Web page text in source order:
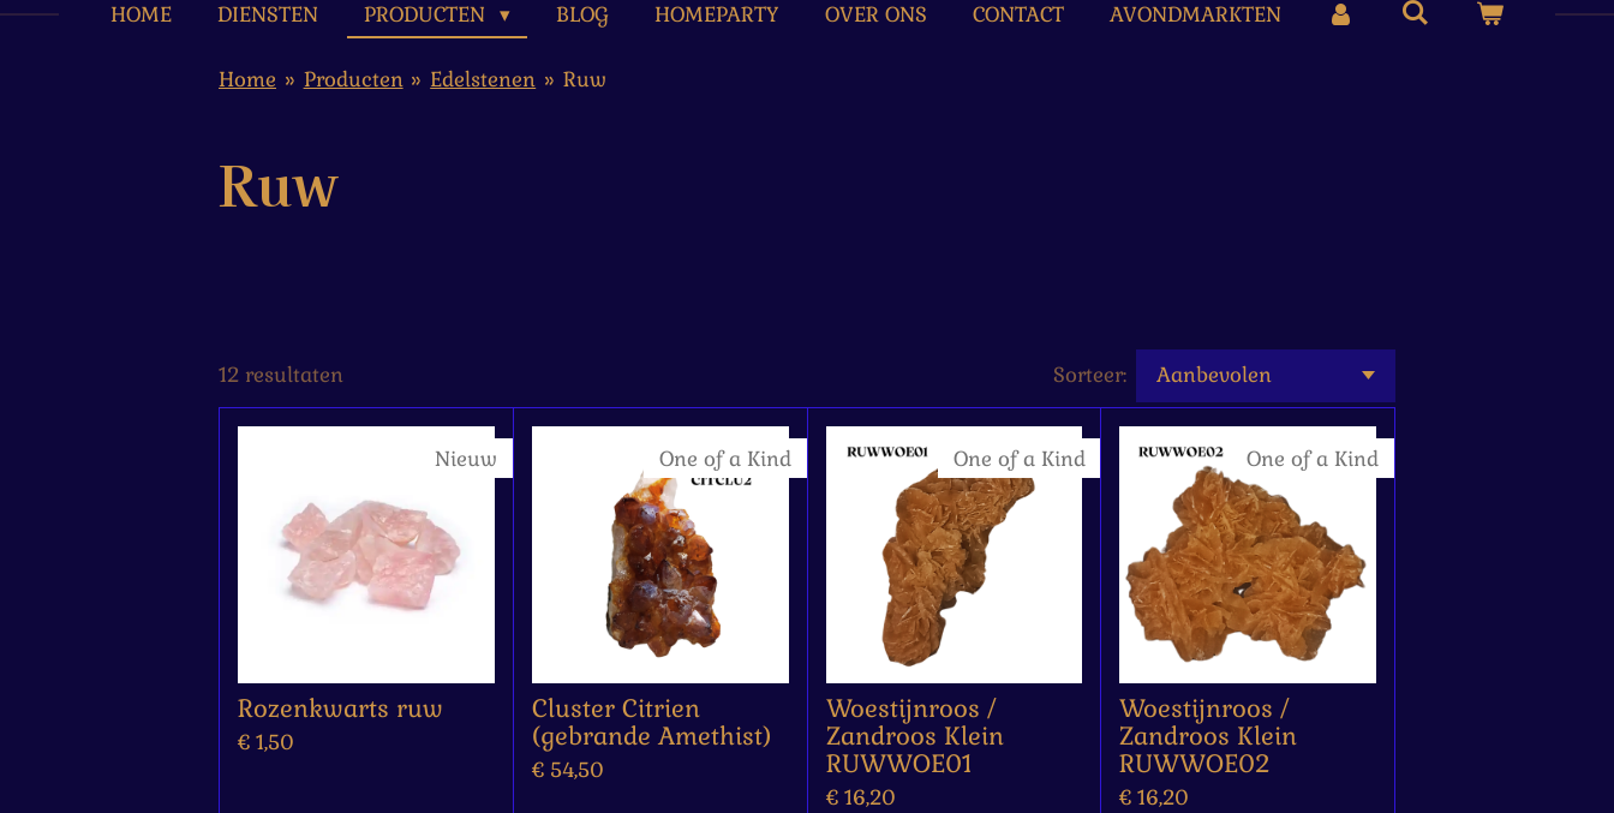
HOME DIENSTEN PRODUCTEN BLOG HOMEPARTY OVER ONS CONTACT AVONDMARKTEN
Home » Producten » Edelstenen » Ruw
Ruw
12 resultaten Sorteer:
Nieuw
Rozenkwarts ruw
€ 1,50
One of a Kind
Cluster Citrien
(gebrande Amethist)
€ 54,50
One of a Kind
Woestijnroos /
Zandroos Klein
RUWWOE01
€ 16,20
One of a Kind
Woestijnroos /
Zandroos Klein
RUWWOE02
€ 16,20